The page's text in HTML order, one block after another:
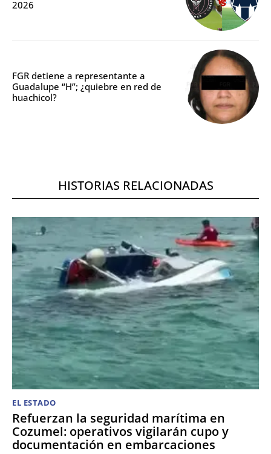
2026
FGR detiene a representante a
Guadalupe “H”; ¿quiebre en red de
huachicol?
HISTORIAS RELACIONADAS
EL ESTADO
Refuerzan la seguridad marítima en
Cozumel: operativos vigilarán cupo y
documentación en embarcaciones